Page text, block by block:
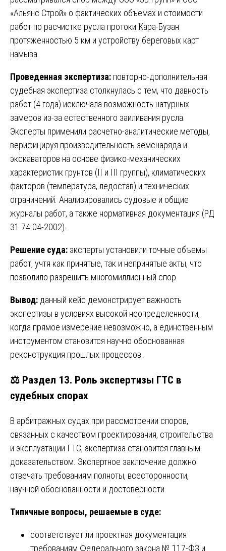
«Альянс Строй» о фактических объемах и стоимости
работ по расчистке русла протоки Кара-Бузан
протяженностью 5 км и устройству береговых карт
намыва.
Проведенная экспертиза: повторно-дополнительная
судебная экспертиза столкнулась с тем, что давность
работ (4 года) исключала возможность натурных
замеров из-за естественного заиливания русла.
Эксперты применили расчетно-аналитические методы,
верифицируя производительность земснаряда и
экскаваторов на основе физико-механических
характеристик грунтов (II и III группы), климатических
факторов (температура, ледостав) и технических
ограничений. Анализировались судовые и общие
журналы работ, а также нормативная документация (РД
31.74.04-2002).
Решение суда: эксперты установили точные объемы
работ, учтя как принятые, так и непринятые акты, что
позволило разрешить многомиллионный спор.
Вывод: данный кейс демонстрирует важность
экспертизы в условиях высокой неопределенности,
когда прямое измерение невозможно, а единственным
инструментом становится научно обоснованная
реконструкция прошлых процессов.
⚖️ Раздел 13. Роль экспертизы ГТС в
судебных спорах
В арбитражных судах при рассмотрении споров,
связанных с качеством проектирования, строительства
и эксплуатации ГТС, экспертиза становится главным
доказательством. Экспертное заключение должно
отвечать требованиям полноты, всесторонности,
научной обоснованности и достоверности.
Типичные вопросы, решаемые в суде:
соответствует ли проектная документация
требованиям Федерального закона № 117-ФЗ и